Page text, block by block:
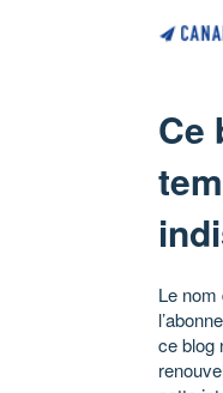
Ce
Le nom
ce blog